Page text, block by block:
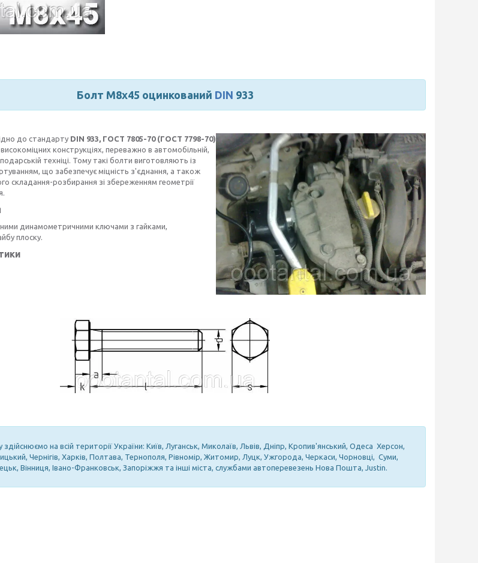
Болт М8х45 оцинкований DIN 933
до стандарту DIN 933, ГОСТ 7805-70 (ГОСТ 7798-70)
конструкціях, переважно в автомобільній,
техніці. Тому такі болти виготовляють із
що забезпечує міцність з'єднання, а також
складання-розбирання зі збереженням геометрії
динамометричними ключами з гайками,
плоску.
здійснюємо на всій території України: Київ, Луганськ, Миколаїв, Львів, Дніпр, Кропив'янський, Одеса Херсон,
Чернігів, Харків, Полтава, Тернополя, Рівномір, Житомир, Луцк, Ужгорода, Черкаси, Чорновці, Суми,
Вінниця, Івано-Франковськ, Запоріжжя та інші міста, службами автоперевезень Нова Пошта, Justin.